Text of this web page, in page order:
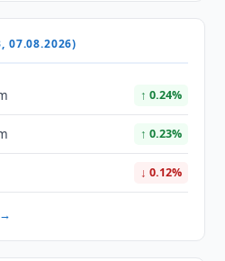
07.08.2026)
↑ 0.24%
↑ 0.23%
↓ 0.12%